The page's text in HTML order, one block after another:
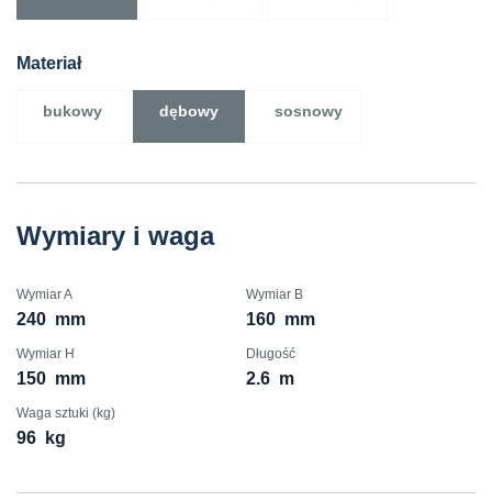
Materiał
bukowy dębowy sosnowy
Wymiary i waga
Wymiar A
240 mm
Wymiar B
160 mm
Wymiar H
150 mm
Długość
2.6 m
Waga sztuki (kg)
96 kg